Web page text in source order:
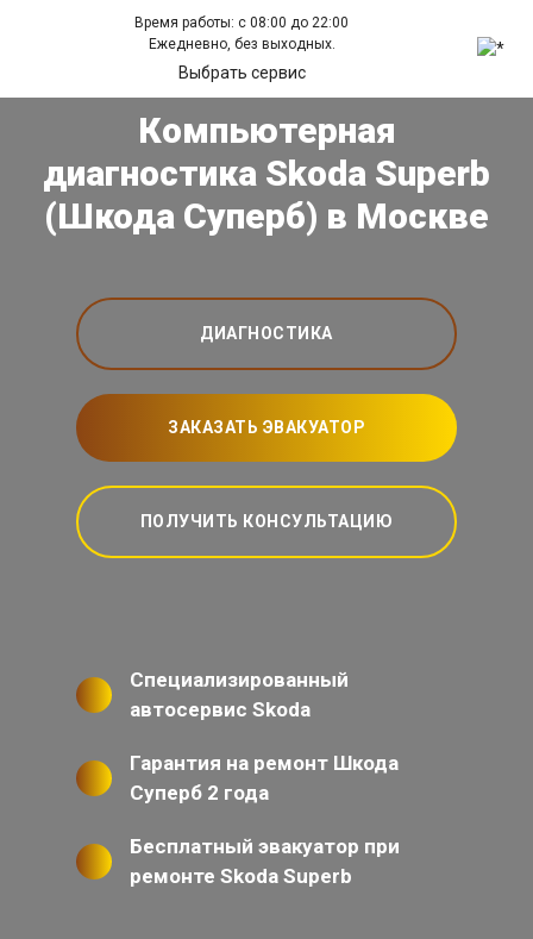
Время работы: с 08:00 до 22:00
Ежедневно, без выходных.
Выбрать сервис
Компьютерная
диагностика Skoda Superb
(Шкода Суперб) в Москве
ДИАГНОСТИКА
ЗАКАЗАТЬ ЭВАКУАТОР
ПОЛУЧИТЬ КОНСУЛЬТАЦИЮ
Специализированный
автосервис Skoda
Гарантия на ремонт Шкода
Суперб 2 года
Бесплатный эвакуатор при
ремонте Skoda Superb